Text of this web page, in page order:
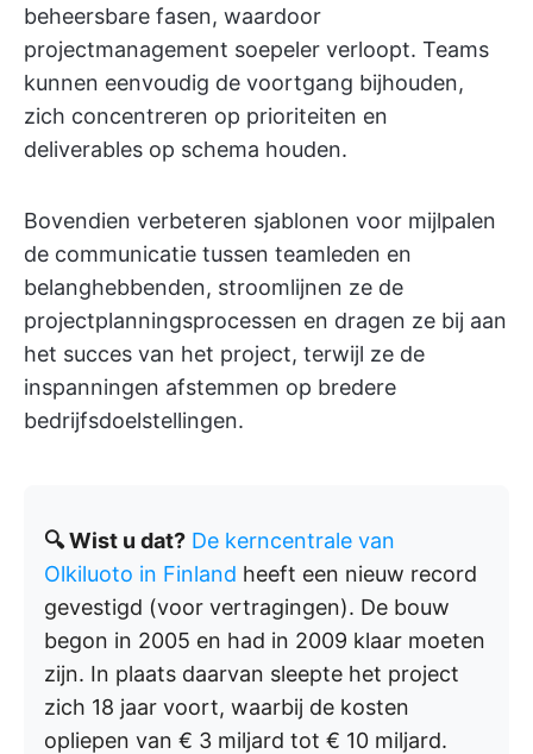
beheersbare fasen, waardoor
projectmanagement soepeler verloopt. Teams
kunnen eenvoudig de voortgang bijhouden,
zich concentreren op prioriteiten en
deliverables op schema houden.
Bovendien verbeteren sjablonen voor mijlpalen
de communicatie tussen teamleden en
belanghebbenden, stroomlijnen ze de
projectplanningsprocessen en dragen ze bij aan
het succes van het project, terwijl ze de
inspanningen afstemmen op bredere
bedrijfsdoelstellingen.
🔍 Wist u dat? De kerncentrale van
Olkiluoto in Finland heeft een nieuw record
gevestigd (voor vertragingen). De bouw
begon in 2005 en had in 2009 klaar moeten
zijn. In plaats daarvan sleepte het project
zich 18 jaar voort, waarbij de kosten
opliepen van € 3 miljard tot € 10 miljard.